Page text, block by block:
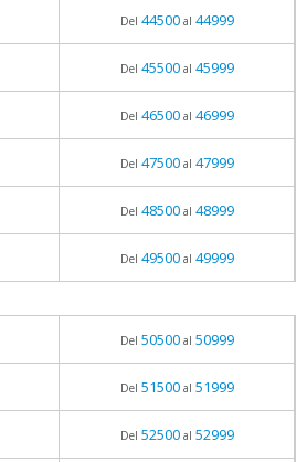
Del 44500al 44999
Del 45500al 45999
Del 46500al 46999
Del 47500al 47999
Del 48500al 48999
Del 49500al 49999
Del 50500al 50999
Del 51500al 51999
Del 52500al 52999